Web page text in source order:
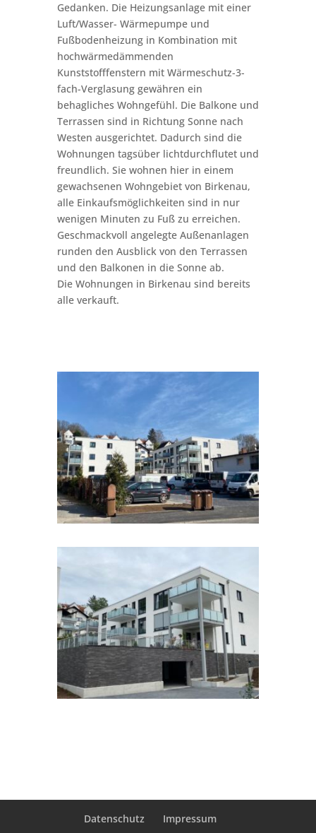
Gedanken. Die Heizungsanlage mit einer
Luft/Wasser- Wärmepumpe und
Fußbodenheizung in Kombination mit
hochwärmedämmenden
Kunststofffenstern mit Wärmeschutz-3-
fach-Verglasung gewähren ein
behagliches Wohngefühl. Die Balkone und
Terrassen sind in Richtung Sonne nach
Westen ausgerichtet. Dadurch sind die
Wohnungen tagsüber lichtdurchflutet und
freundlich. Sie wohnen hier in einem
gewachsenen Wohngebiet von Birkenau,
alle Einkaufsmöglichkeiten sind in nur
wenigen Minuten zu Fuß zu erreichen.
Geschmackvoll angelegte Außenanlagen
runden den Ausblick von den Terrassen
und den Balkonen in die Sonne ab.
Die Wohnungen in Birkenau sind bereits
alle verkauft.
Datenschutz Impressum